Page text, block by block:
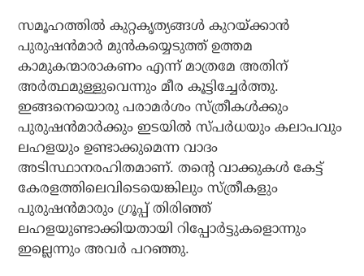
സമൂഹത്തില്‍ കുറ്റകൃത്യങ്ങള്‍ കുറയ്ക്കാന്‍
പുരുഷന്‍മാര്‍ മുന്‍കയ്യെടുത്ത് ഉത്തമ
കാമുകന്മാരാകണം എന്ന് മാത്രമേ അതിന്
അര്‍ത്ഥമുള്ളുവെന്നും മീര കൂട്ടിച്ചേര്‍ത്തു.
ഇങ്ങനെയൊരു പരാമര്‍ശം സ്ത്രീകള്‍ക്കും
പുരുഷന്‍മാര്‍ക്കും ഇടയില്‍ സ്പര്‍ധയും കലാപവും
ലഹളയും ഉണ്ടാക്കുമെന്ന വാദം
അടിസ്ഥാനരഹിതമാണ്. തന്റെ വാക്കുകള്‍ കേട്ട്
കേരളത്തിലെവിടെയെങ്കിലും സ്ത്രീകളും
പുരുഷന്‍മാരും ഗ്രൂപ്പ് തിരിഞ്ഞ്
ലഹളയുണ്ടാക്കിയതായി റിപ്പോര്‍ട്ടുകളൊന്നും
ഇല്ലെന്നും അവര്‍ പറഞ്ഞു.